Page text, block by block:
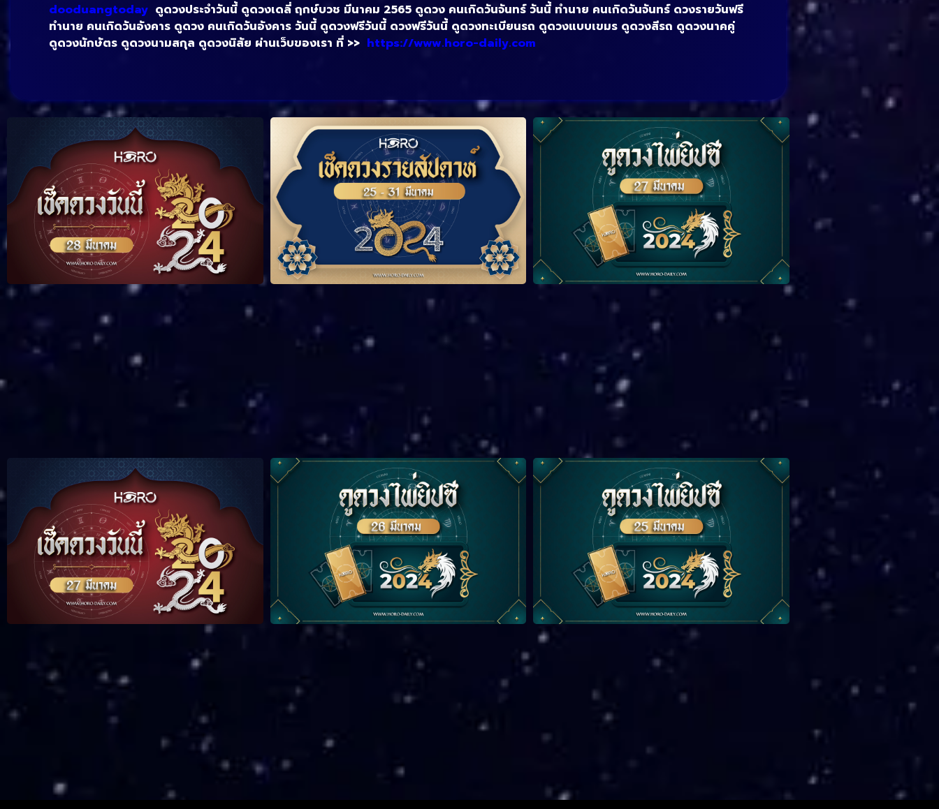
dooduangtoday ดูดวงประจำวันนี้ ดูดวงเดลี่ ฤกษ์บวช มีนาคม 2565 ดูดวง คนเกิดวันจันทร์ วันนี้ ทํานาย คนเกิดวันจันทร์ ดวงรายวันฟรี
ทํานาย คนเกิดวันอังคาร ดูดวง คนเกิดวันอังคาร วันนี้ ดูดวงฟรีวันนี้ ดวงฟรีวันนี้ ดูดวงทะเบียนรถ ดูดวงแบบเขมร ดูดวงสีรถ ดูดวงนาคคู่
ดูดวงนักษัตร ดูดวงนามสกุล ดูดวงนิสัย ผ่านเว็บของเรา ที่ >> https://www.horo-daily.com